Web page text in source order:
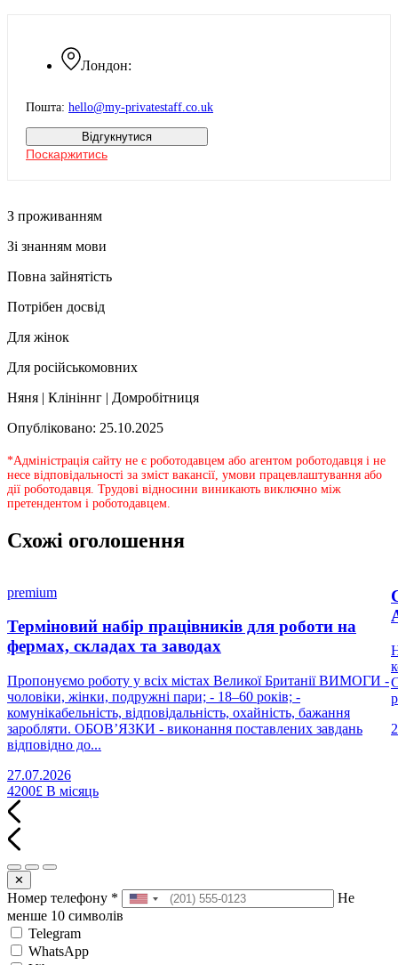
Лондон:
Пошта: hello@my-privatestaff.co.uk
Відгукнутися
Поскаржитись
З проживанням
Зі знанням мови
Повна зайнятість
Потрібен досвід
Для жінок
Для російськомовних
Няня | Клініннг | Домробітниця
Опубліковано: 25.10.2025
*Адміністрація сайту не є роботодавцем або агентом роботодавця і не
несе відповідальності за зміст вакансії, умови працевлаштування або
дії роботодавця. Трудові відносини виникають виключно між
претендентом і роботодавцем.
Схожі оголошення
premium
Терміновий набір працівників для роботи на
фермах, складах та заводах
Пропонуємо роботу у всіх містах Великої Британії ВИМОГИ -
чоловіки, жінки, подружні пари; - 18–60 років; -
комунікабельність, відповідальність, охайність, бажання
заробляти. ОБОВ’ЯЗКИ - виконання поставлених завдань
відповідно до...
27.07.2026
4200£ В місяць
✕
Номер телефону *
Не
менше 10 символів
Telegram
WhatsApp